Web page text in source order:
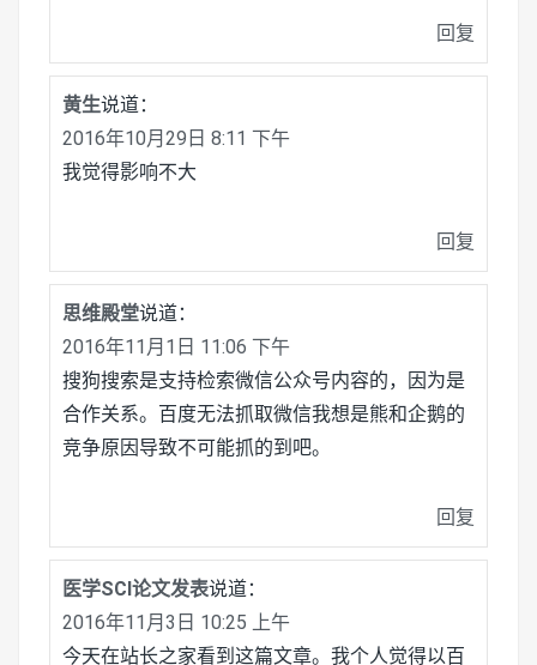
回复
黄生说道：
2016年10月29日 8:11 下午
我觉得影响不大
回复
思维殿堂说道：
2016年11月1日 11:06 下午
搜狗搜索是支持检索微信公众号内容的，因为是
合作关系。百度无法抓取微信我想是熊和企鹅的
竞争原因导致不可能抓的到吧。
回复
医学SCI论文发表说道：
2016年11月3日 10:25 上午
今天在站长之家看到这篇文章。我个人觉得以百